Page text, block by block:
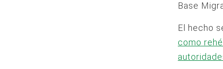
Base
El hecho
como